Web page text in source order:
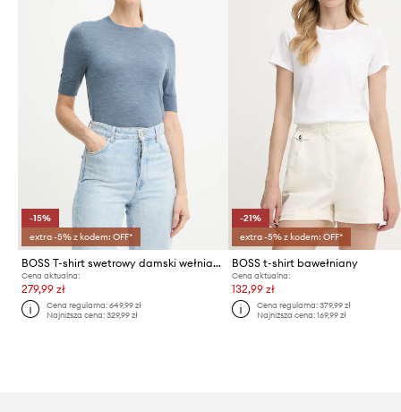
-15%
extra -5% z kodem: OFF*
BOSS T-shirt swetrowy damski wełniany Farbella
Cena aktualna:
279,99 zł
Cena regularna:649,99 zł
Najniższa cena:329,99 zł
-21%
extra -5% z kodem: OFF*
BOSS t-shirt bawełniany
Cena aktualna:
132,99 zł
Cena regularna: 379,99 zł
Najniższa cena: 169,99 zł